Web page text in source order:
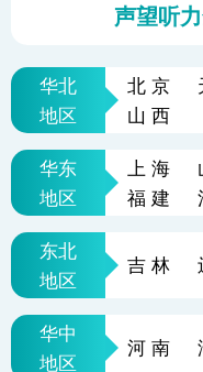
声望听
华北 北京
山西
地区
华东 上海
福建
地区
东北
吉林
地区
华中
河南
地区